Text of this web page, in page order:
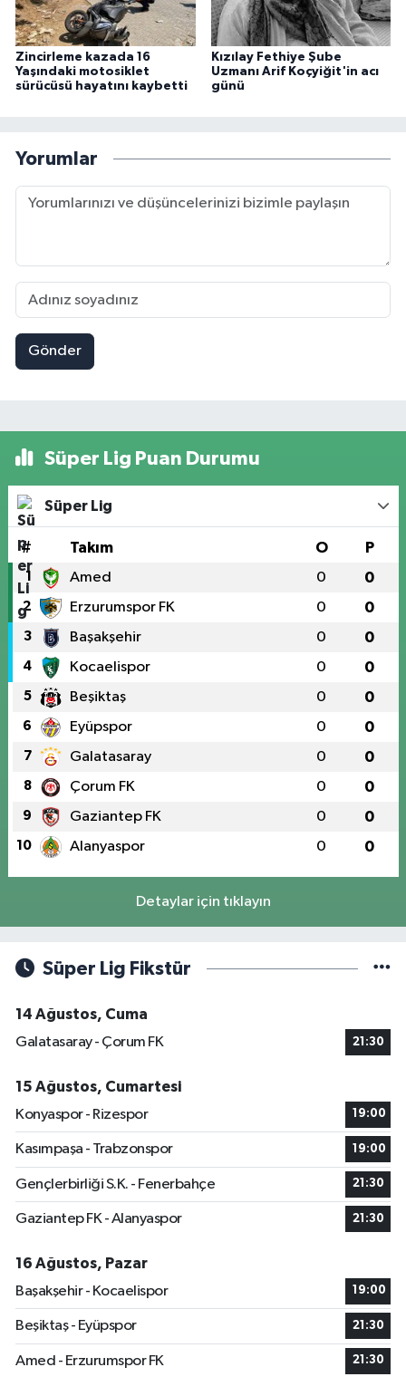
Zincirleme kazada 16
Yaşındaki motosiklet
sürücüsü hayatını kaybetti
Kızılay Fethiye Şube
Uzmanı Arif Koçyiğit'in acı
günü
Yorumlar
Gönder
Süper Lig Puan Durumu
Süper Lig
# Takım O P
1 Amed 0 0
2 Erzurumspor FK 0 0
3 Başakşehir 0 0
4 Kocaelispor 0 0
5 Beşiktaş 0 0
6 Eyüpspor 0 0
7 Galatasaray 0 0
8 Çorum FK 0 0
9 Gaziantep FK 0 0
10 Alanyaspor 0 0
Detaylar için tıklayın
Süper Lig Fikstür
14 Ağustos, Cuma
Galatasaray - Çorum FK
21:30
15 Ağustos, Cumartesi
Konyaspor - Rizespor
19:00
Kasımpaşa - Trabzonspor 19:00
Gençlerbirliği S.K. - Fenerbahçe 21:30
Gaziantep FK - Alanyaspor 21:30
16 Ağustos, Pazar
Başakşehir - Kocaelispor
19:00
Beşiktaş - Eyüpspor 21:30
Amed - Erzurumspor FK 21:30